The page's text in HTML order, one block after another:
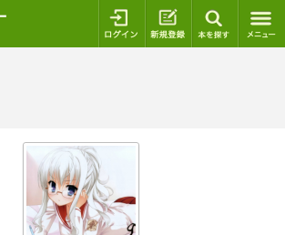
ログイン 新規登録